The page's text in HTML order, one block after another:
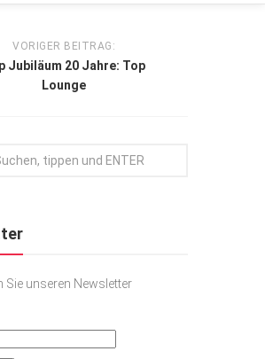
VORIGER BEITRAG:
Jubiläum 20 Jahre: Top
Lounge
Sie unseren Newsletter